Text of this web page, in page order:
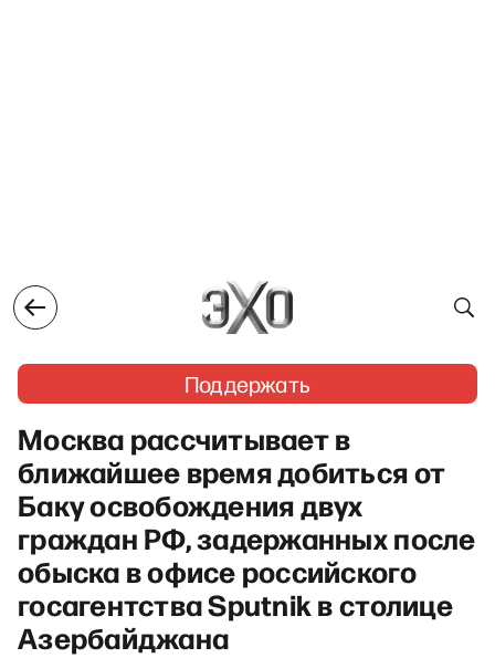
Поддержать
Москва рассчитывает в
ближайшее время добиться от
Баку освобождения двух
граждан РФ, задержанных после
обыска в офисе российского
госагентства Sputnik в столице
Азербайджана